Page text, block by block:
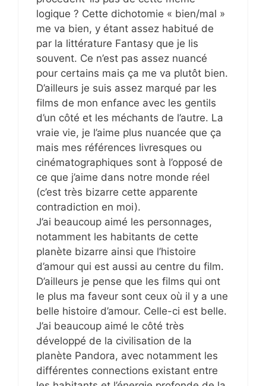
logique ? Cette dichotomie « bien/mal »
me va bien, y étant assez habitué de
par la littérature Fantasy que je lis
souvent. Ce n’est pas assez nuancé
pour certains mais ça me va plutôt bien.
D’ailleurs je suis assez marqué par les
films de mon enfance avec les gentils
d’un côté et les méchants de l’autre. La
vraie vie, je l’aime plus nuancée que ça
mais mes références livresques ou
cinématographiques sont à l’opposé de
ce que j’aime dans notre monde réel
(c’est très bizarre cette apparente
contradiction en moi).
J’ai beaucoup aimé les personnages,
notamment les habitants de cette
planète bizarre ainsi que l’histoire
d’amour qui est aussi au centre du film.
D’ailleurs je pense que les films qui ont
le plus ma faveur sont ceux où il y a une
belle histoire d’amour. Celle-ci est belle.
J’ai beaucoup aimé le côté très
développé de la civilisation de la
planète Pandora, avec notamment les
différentes connections existant entre